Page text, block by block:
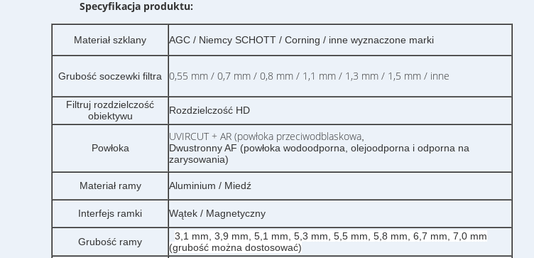
Specyfikacja produktu:
Materiał szklany AGC / Niemcy SCHOTT / Corning / inne wyznaczone marki
Grubość soczewki filtra 0,55 mm / 0,7 mm / 0,8 mm / 1,1 mm / 1,3 mm / 1,5 mm / inne
Filtruj rozdzielczość
obiektywu
Rozdzielczość HD
Powłoka
UVIRCUT + AR (powłoka przeciwodblaskowa
Dwustronny AF (powłoka wodoodporna, olejoodporna i odporna na
zarysowania)
Materiał ramy Aluminium / Miedź
Interfejs ramki Wątek / Magnetyczny
Grubość ramy
3,1 mm, 3,9 mm, 5,1 mm, 5,3 mm, 5,5 mm, 5,8 mm, 6,7 mm, 7,0 mm
(grubość można dostosować)